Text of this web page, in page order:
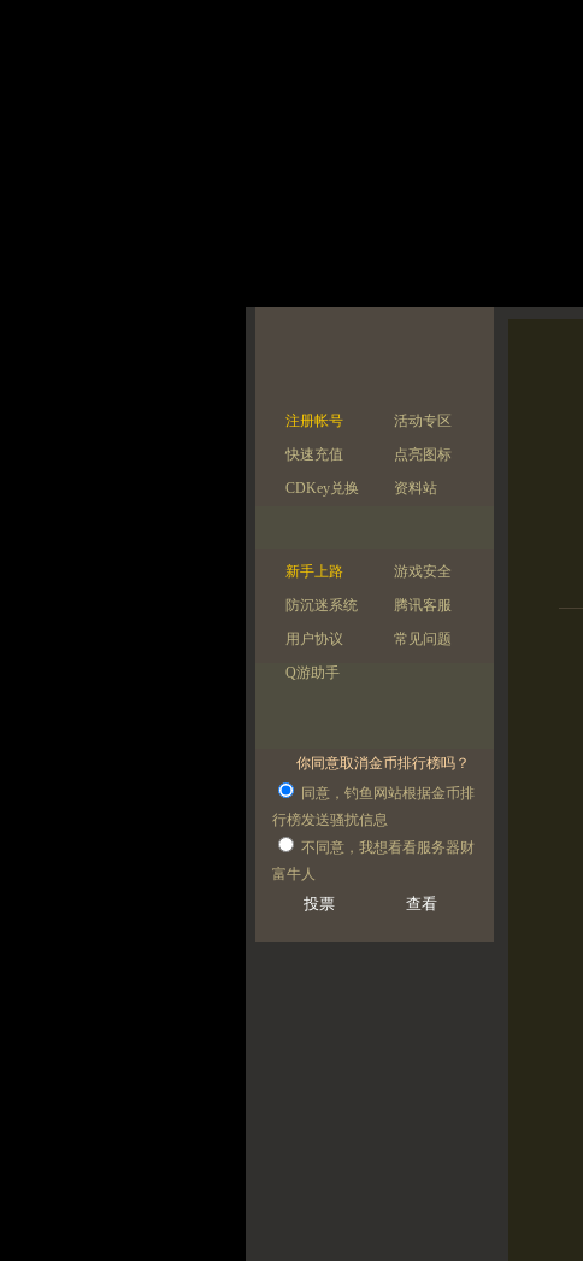
注册帐号
活动专区
快速充值
点亮图标
CDKey兑换
资料站
新手上路
游戏安全
防沉迷系统
腾讯客服
用户协议
常见问题
Q游助手
你同意取消金币排行榜吗？
同意，钓鱼网站根据金币排
行榜发送骚扰信息
不同意，我想看看服务器财
富牛人